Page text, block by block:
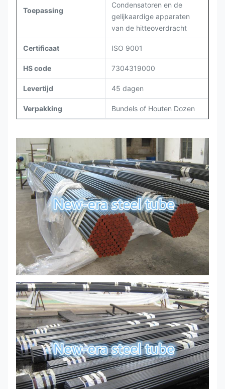
Toepassing
Condensatoren en de
gelijkaardige apparaten
van de hitteoverdracht
Certificaat ISO 9001
HS code 7304319000
Levertijd 45 dagen
Verpakking Bundels of Houten Dozen